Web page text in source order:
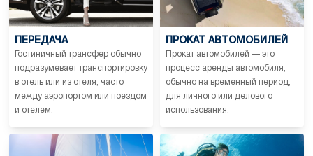
ПЕРЕДАЧА
Гостиничный трансфер обычно
подразумевает транспортировку
в отель или из отеля, часто
между аэропортом или поездом
и отелем.
ПРОКАТ АВТОМОБИЛЕЙ
Прокат автомобилей — это
процесс аренды автомобиля,
обычно на временный период,
для личного или делового
использования.